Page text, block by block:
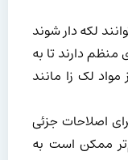
لکه دار شوند
منظم دارند تا به
لک زا مانند
اصلاحات جزئی
ممکن است به